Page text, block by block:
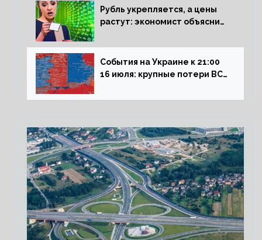
Рубль укрепляется, а цены
растут: экономист объяснил
на рынок РФ
События на Украине к 21:00
16 июля: крупные потери ВСУ
обстреливает Донбасс из